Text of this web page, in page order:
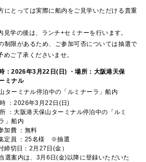
にとっては実際に船内をご見学いただける貴重
見学の後は、ランチ+セミナーを行います。
制限があるため、ご参加可否については抽選で
ご了承くださいませ。
時：2026年3月22日(日) ・場所：大阪港天保
ミナル
ターミナル停泊中の「ルミナーラ」船内
：2026年3月22日(日)
：大阪港天保山ターミナル停泊中の「ルミ
」船内
加費 ：無料
定員 ：25名様 ※抽選
締切日：2月27日(金）
選案内は、3月6日(金)以降に登録いただいた